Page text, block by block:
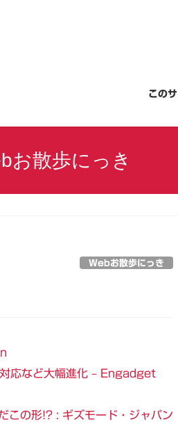
この
お散歩にっき
Webお散歩にっき
応など大幅進化 – Engadget
の形!? : ギズモード・ジャパン